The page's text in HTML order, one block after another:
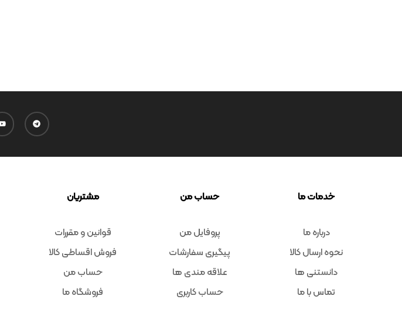
خدمات ما
درباره ما
نحوه ارسال کالا
دانستنی ها
تماس با ما
حساب من
پروفایل من
پیگیری سفارشات
علاقه مندی ها
حساب کاربری
مشتریان
قوانین و مقررات
فروش اقساطی کالا
حساب من
فروشگاه ما